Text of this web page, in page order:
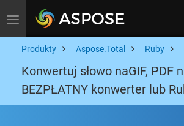
Toggle navigation
Produkty Aspose.Total Ruby
Konwertuj słowo naGIF, PDF
BEZPŁATNY konwerter lub